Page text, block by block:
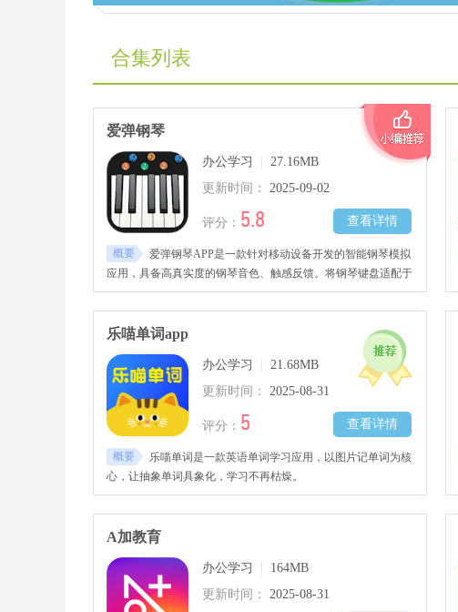
合集列表
爱弹钢琴
办公学习
27.16MB
更新时间：
2025-09-02
查看详情
评分： 5.8
概要
爱弹钢琴APP是一款针对移动设备开发的智能钢琴模拟
应用，具备高真实度的钢琴音色、触感反馈。将钢琴键盘适配于
手机屏幕，支持多点触控与力度感应，让使用者能够随时进入弹
奏状态，适合日常练习或即兴创作。集成多种学习辅助功能，包
括跟弹模式、节拍器调节、分手练习与难度分级课程。会自动判
定弹奏准确度并生成评估报告，帮助使用者有针对性地提升演奏
技巧。内置曲库涵盖古典乐曲、流行音乐和原创作品，持续更新
乐喵单词app
办公学习
21.68MB
更新时间：
2025-08-31
查看详情
评分： 5
概要
乐喵单词是一款英语单词学习应用，以图片记单词为核
心，让抽象单词具象化，学习不再枯燥。
A加教育
办公学习
164MB
更新时间：
2025-08-31